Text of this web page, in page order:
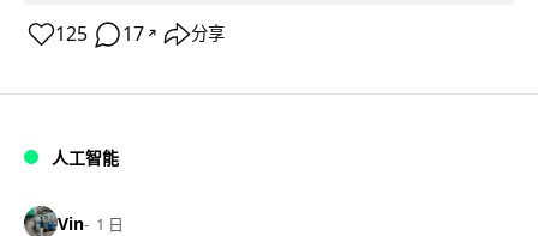
125 17 ↗ 分享
人工智能
Vin 1 日